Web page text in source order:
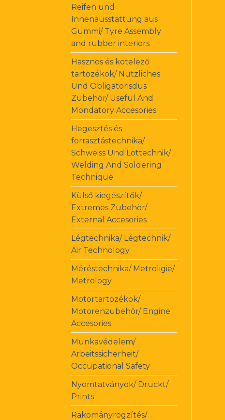
Reifen und
Innenausstattung aus
Gummi/ Tyre Assembly
and rubber interiors
Hasznos és kötelező
tartozékok/ Nützliches
Und Obligatorisdus
Zubehör/ Useful And
Mondatory Accesories
Hegesztés és
forrasztástechnika/
Schweiss Und Löttechnik/
Welding And Soldering
Technique
Külső kiegészítők/
Extremes Zubehör/
External Accesories
Légtechnika/ Légtechnik/
Air Technology
Méréstechnika/ Metroligie/
Metrology
Motortartozékok/
Motorenzubehör/ Engine
Accesories
Munkavédelem/
Arbeitssicherheit/
Occupational Safety
Nyomtatványok/ Druckt/
Prints
Rakományrögzítés/